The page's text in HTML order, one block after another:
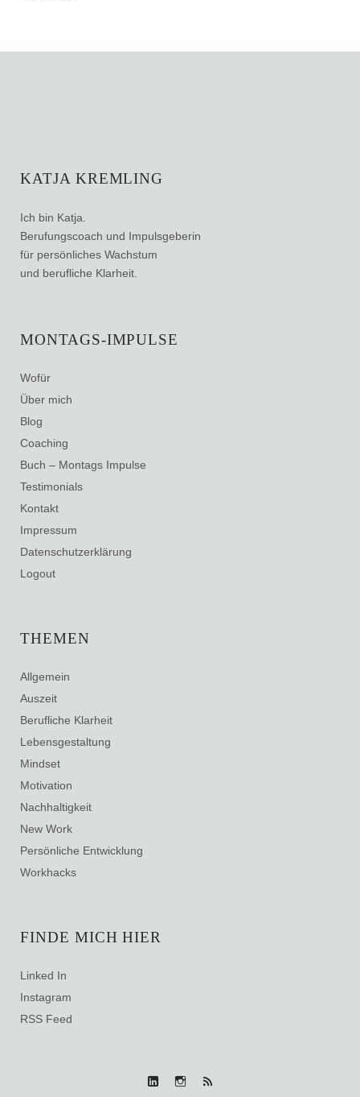
KATJA KREMLING
Ich bin Katja.
Berufungscoach und Impulsgeberin
für persönliches Wachstum
und berufliche Klarheit.
MONTAGS-IMPULSE
Wofür
Über mich
Blog
Coaching
Buch – Montags Impulse
Testimonials
Kontakt
Impressum
Datenschutzerklärung
Logout
THEMEN
Allgemein
Auszeit
Berufliche Klarheit
Lebensgestaltung
Mindset
Motivation
Nachhaltigkeit
New Work
Persönliche Entwicklung
Workhacks
FINDE MICH HIER
Linked In
Instagram
RSS Feed